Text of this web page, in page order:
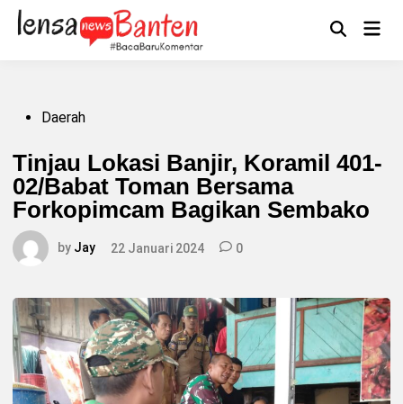
Skip
content
OpenMain
PostedDaerah
Tinjau Lokasi Banjir, Koramil 401-
02/Babat Toman Bersama
Forkopimcam Bagikan Sembako
by Jay 22 Januari 2024 0